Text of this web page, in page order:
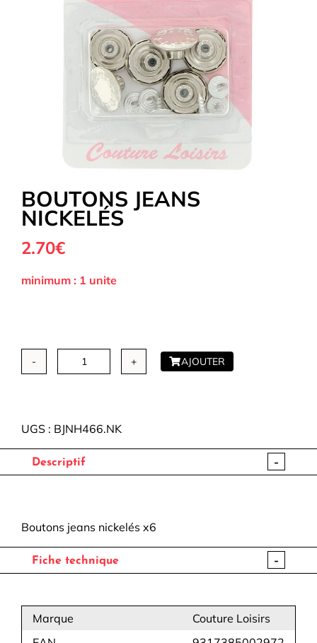
La Mercerie Tous nos Tissus
OUTLET
Exclusivité WEB
BOUTONS JEANS
NICKELÉS
2.70€
minimum : 1 unite
quantité
nickelés
AJOUTER
UGS : BJNH466.NK
Descriptif -
Boutons jeans nickelés x6
Fiche technique -
Marque
Couture Loisirs